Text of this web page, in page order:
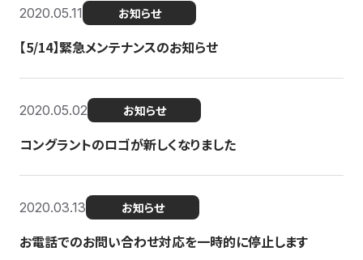
2020.05.11 お知らせ
【5/14】緊急メンテナンスのお知らせ
2020.05.02 お知らせ
コングラントのロゴが新しくなりました
2020.03.13 お知らせ
お電話でのお問い合わせ対応を一時的に停止します